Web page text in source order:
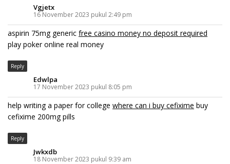
Vgjetx
16 November 2023 pukul 2:49 pm
aspirin 75mg generic free casino money no deposit required
play poker online real money
Reply
Edwlpa
17 November 2023 pukul 8:05 pm
help writing a paper for college where can i buy cefixime buy
cefixime 200mg pills
Reply
Jwkxdb
18 November 2023 pukul 9:39 am